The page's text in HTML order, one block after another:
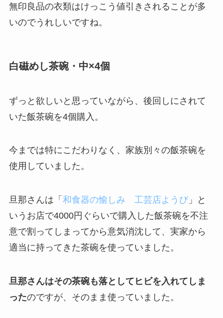
無印良品の衣類はけっこう値引きされることが多
いのでうれしいですね。
白磁めし茶碗・中×4個
ずっと欲しいと思っていながら、後回しにされて
いた飯茶碗を4個購入。
今までは特にこだわりなく、家族別々の飯茶碗を
使用していました。
旦那さんは「 和食器の愉しみ 工芸店ようび」と
いうお店で4000円ぐらいで購入した飯茶碗を不注
意で割ってしまってから意気消沈して、実家から
適当に持ってきた茶碗を使っていました。
旦那さんはその茶碗も落としてヒビを入れてしま
ったのですが、そのまま使っていました。